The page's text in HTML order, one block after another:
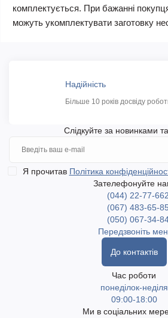
комплектується. При бажанні
можуть укомплектувати заготовку
Надійність
Більше 10 років досвіду
Слідкуйте за новинками
Я прочитав Політика
Зателефонуйте
(044) 22-77-662
(067) 483-65-
(050) 067-34-
Передзвоніть
До контактів
Час роботи
понеділок-неділя
09:00-18:00
Ми в соціальних